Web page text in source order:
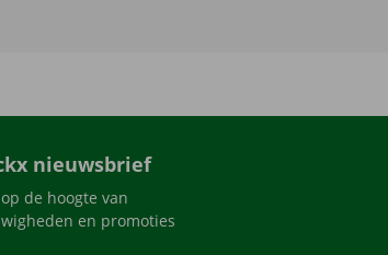
nieuwsbrief
de hoogte van
en promoties